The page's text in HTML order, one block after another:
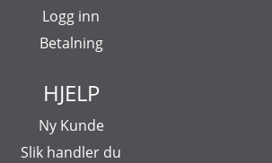
Logg inn
Betalning
HJELP
Ny Kunde
Slik handler du